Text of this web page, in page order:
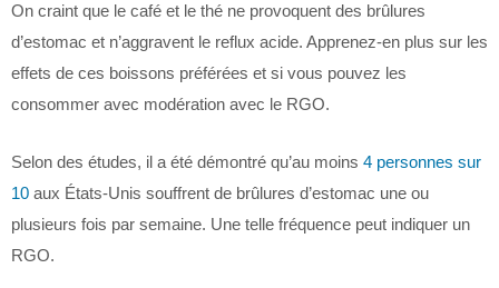
On craint que le café et le thé ne provoquent des brûlures
d’estomac et n’aggravent le reflux acide. Apprenez-en plus sur les
effets de ces boissons préférées et si vous pouvez les
consommer avec modération avec le RGO.
Selon des études, il a été démontré qu’au moins 4 personnes sur
10 aux États-Unis souffrent de brûlures d’estomac une ou
plusieurs fois par semaine. Une telle fréquence peut indiquer un
RGO.